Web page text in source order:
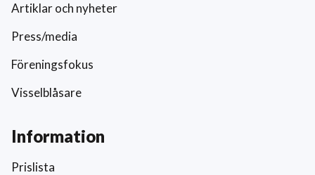
Artiklar och nyheter
Press/media
Föreningsfokus
Visselblåsare
Information
Prislista